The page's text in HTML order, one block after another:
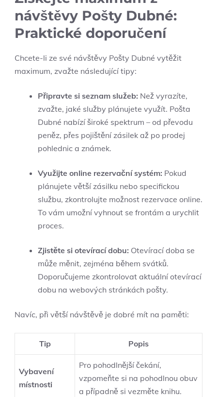
návštěvy Pošty Dubné:
Praktické doporučení
Chcete-li ze své návštěvy Pošty Dubné vytěžit
maximum, zvažte následující tipy:
Připravte si seznam služeb: Než vyrazíte,
zvažte, jaké služby plánujete využít. Pošta
Dubné nabízí široké spektrum – od převodu
peněz, přes pojištění zásilek až po prodej
pohlednic a známek.
Využijte online rezervační systém: Pokud
plánujete větší zásilku nebo specifickou
službu, zkontrolujte možnost rezervace online.
To vám umožní vyhnout se frontám a urychlit
proces.
Zjistěte si otevírací dobu: Otevírací doba se
může měnit, zejména během svátků.
Doporučujeme zkontrolovat aktuální otevírací
dobu na webových stránkách pošty.
Navíc, při větší návštěvě je dobré mít na paměti:
Tip Popis
Vybavení
místnosti
Pro pohodlnější čekání,
vzpomeňte si na pohodlnou obuv
a případně si vezměte knihu.